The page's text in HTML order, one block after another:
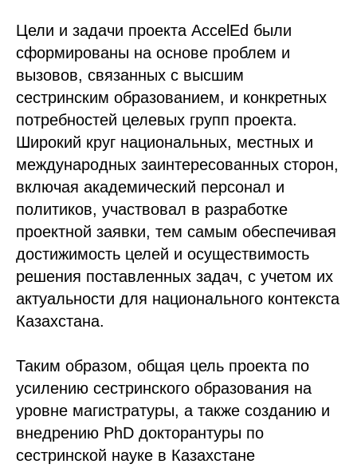
Цели и задачи проекта AccelEd были
сформированы на основе проблем и
вызовов, связанных с высшим
сестринским образованием, и конкретных
потребностей целевых групп проекта.
Широкий круг национальных, местных и
международных заинтересованных сторон,
включая академический персонал и
политиков, участвовал в разработке
проектной заявки, тем самым обеспечивая
достижимость целей и осуществимость
решения поставленных задач, с учетом их
актуальности для национального контекста
Казахстана.
Таким образом, общая цель проекта по
усилению сестринского образования на
уровне магистратуры, а также созданию и
внедрению PhD докторантуры по
сестринской науке в Казахстане